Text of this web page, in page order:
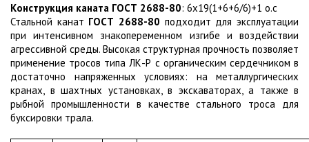
Конструкция каната ГОСТ 2688-80: 6х19(1+6+6/6)+1 о.с
Стальной канат ГОСТ 2688-80 подходит для эксплуатации
при интенсивном знакопеременном изгибе и воздействии
агрессивной среды. Высокая структурная прочность позволяет
применение тросов типа ЛК-Р с органическим сердечником в
достаточно напряженных условиях: на металлургических
кранах, в шахтных установках, в экскаваторах, а также в
рыбной промышленности в качестве стального троса для
буксировки трала.